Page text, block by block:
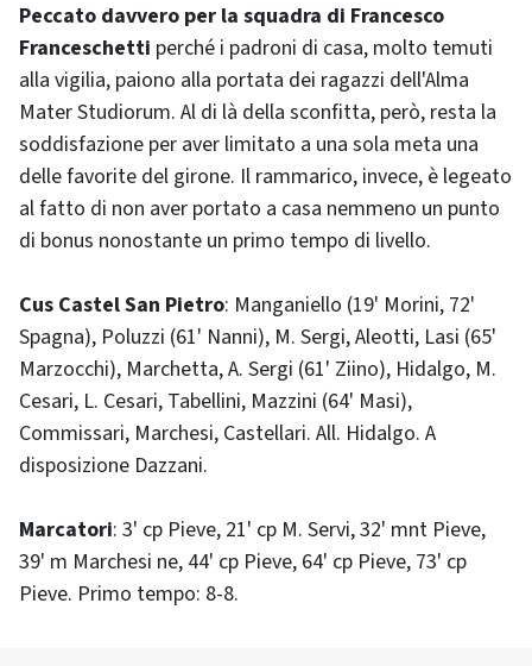
Peccato davvero per la squadra di Francesco
Franceschetti perché i padroni di casa, molto temuti
alla vigilia, paiono alla portata dei ragazzi dell'Alma
Mater Studiorum. Al di là della sconfitta, però, resta la
soddisfazione per aver limitato a una sola meta una
delle favorite del girone. Il rammarico, invece, è legeato
al fatto di non aver portato a casa nemmeno un punto
di bonus nonostante un primo tempo di livello.
Cus Castel San Pietro: Manganiello (19' Morini, 72'
Spagna), Poluzzi (61' Nanni), M. Sergi, Aleotti, Lasi (65'
Marzocchi), Marchetta, A. Sergi (61' Ziino), Hidalgo, M.
Cesari, L. Cesari, Tabellini, Mazzini (64' Masi),
Commissari, Marchesi, Castellari. All. Hidalgo. A
disposizione Dazzani.
Marcatori: 3' cp Pieve, 21' cp M. Servi, 32' mnt Pieve,
39' m Marchesi ne, 44' cp Pieve, 64' cp Pieve, 73' cp
Pieve. Primo tempo: 8-8.